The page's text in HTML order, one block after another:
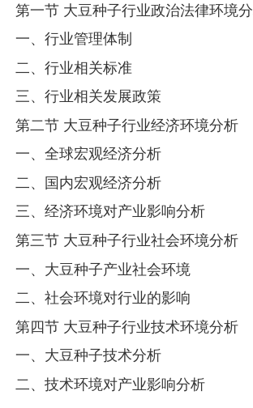
第一节 大豆种子行业政治法律环境
一、行业管理体制
二、行业相关标准
三、行业相关发展政策
第二节 大豆种子行业经济环境分析
一、全球宏观经济分析
二、国内宏观经济分析
三、经济环境对产业影响分析
第三节 大豆种子行业社会环境分析
一、大豆种子产业社会环境
二、社会环境对行业的影响
第四节 大豆种子行业技术环境分析
一、大豆种子技术分析
二、技术环境对产业影响分析